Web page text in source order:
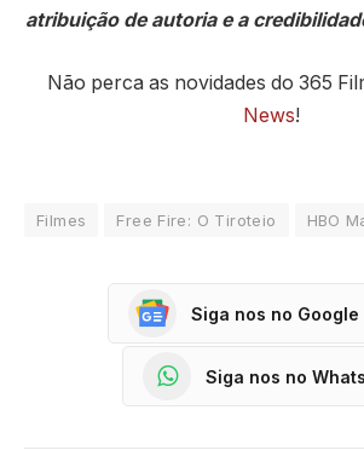
atribuição de autoria e a
Não perca as novidades do 365
News!
Filmes Free Fire: O Tiroteio HBO
Siga nos no Google
Siga nos no